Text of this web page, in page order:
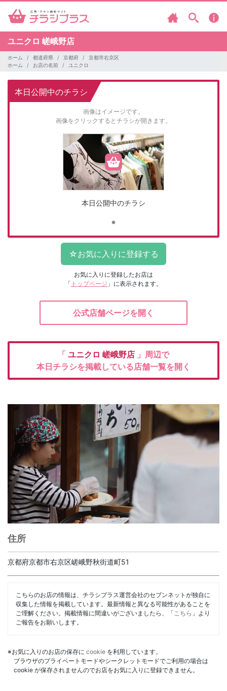
ユニクロ 嵯峨野店
ホーム 都道府県 京都府
京都市右京区
ホーム
お店の名前 ユニクロ
本日公開中のチラシ
画像はイメージです。
画像をクリックするとチラシが開きます。
本日公開中のチラシ
お気に入りに登録したお店は
「 トップページ 」に表示されます。
公式店舗ページを開く
「 ユニクロ 嵯峨野店 」周辺で
本日チラシを掲載している店舗一覧を開く
住所
京都府京都市右京区嵯峨野秋街道町51
こちらのお店の情報は、チラシプラス運営会社のセブンネットが独自に
収集した情報を掲載しています。最新情報と異なる可能性があることを
ご理解ください。掲載情報に間違いがございましたら、「 こちら 」より
ご報告をお願いします。
※お気に入りのお店の保存に cookie を利用しています。
ブラウザのプライベートモードやシークレットモードでご利用の場合は
cookie が保存されませんのでお店をお気に入りに登録できません。